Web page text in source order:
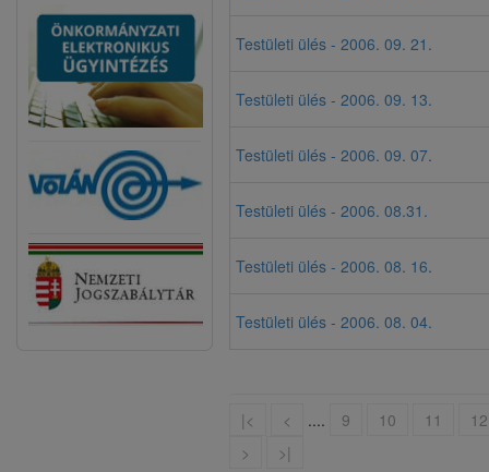
Testületi ülés - 2006. 09. 21.
Testületi ülés - 2006. 09. 13.
Testületi ülés - 2006. 09. 07.
Testületi ülés - 2006. 08.31.
Testületi ülés - 2006. 08. 16.
Testületi ülés - 2006. 08. 04.
|< < .... 9 10 11
12
>
>|